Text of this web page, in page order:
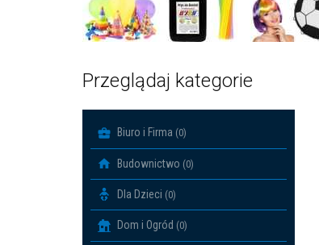
Przeglądaj kategorie
Biuro i Firma (0)
Budownictwo (0)
Dla Dzieci (0)
Dom i Ogród (0)